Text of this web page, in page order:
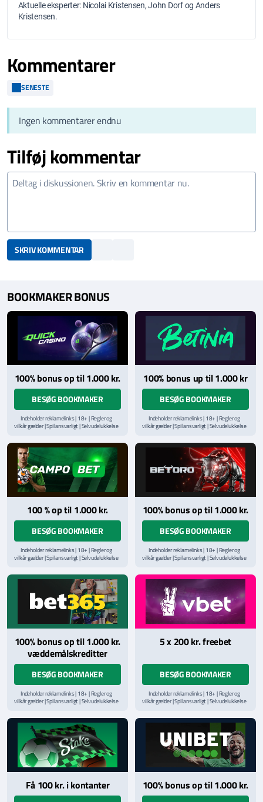
Aktuelle eksperter: Nicolai Kristensen, John Dorf og Anders
Kristensen.
Kommentarer
SENESTE
Ingen kommentarer endnu
Tilføj kommentar
SKRIV KOMMENTAR
BOOKMAKER BONUS
100% bonus op til 1.000 kr.
BESØG BOOKMAKER
Indeholder reklamelinks | 18+ | Regler og
vilkår gælder | Spil ansvarligt | Selvudelukkelse
hjælpelinje påStopSpillet.dk
Læs vilkår og betingelserher
100% bonus up til 1.000 kr
BESØG BOOKMAKER
Indeholder reklamelinks | 18+ | Regler og
vilkår gælder | Spil ansvarligt | Selvudelukkelse
hjælpelinje påStopSpillet.dk
Læs vilkår og betingelserher
100 % op til 1.000 kr.
BESØG BOOKMAKER
Indeholder reklamelinks | 18+ | Regler og
vilkår gælder | Spil ansvarligt | Selvudelukkelse
hjælpelinje påStopSpillet.dk
Læs vilkår og betingelserher
100% bonus op til 1.000 kr.
BESØG BOOKMAKER
Indeholder reklamelinks | 18+ | Regler og
vilkår gælder | Spil ansvarligt | Selvudelukkelse
hjælpelinje påStopSpillet.dk
Læs vilkår og betingelserher
100% bonus op til 1.000 kr.
væddemålskreditter
BESØG BOOKMAKER
Indeholder reklamelinks | 18+ | Regler og
vilkår gælder | Spil ansvarligt | Selvudelukkelse
hjælpelinje påStopSpillet.dk
5 x 200 kr. freebet
BESØG BOOKMAKER
Indeholder reklamelinks | 18+ | Regler og
vilkår gælder | Spil ansvarligt | Selvudelukkelse
hjælpelinje påStopSpillet.dk
Læs vilkår og betingelserher
Få 100 kr. i kontanter 100% bonus op til 1.000 kr.